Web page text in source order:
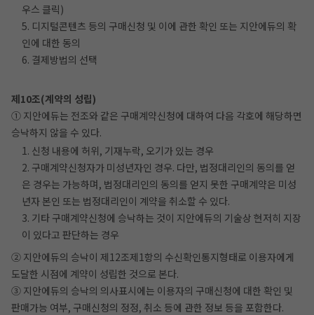
우스 클릭)
5. 디지털콘텐츠 등의 구매신청 및 이에 관한 확인 또는 지안에듀의 확
인에 대한 동의
6. 결제방법의 선택
제10조(계약의 성립)
① 지안에듀는 전조와 같은 구매계약신청에 대하여 다음 각호에 해당하면
승낙하지 않을 수 있다.
1. 신청 내용에 허위, 기재누락, 오기가 있는 경우
2. 구매계약신청자가 미성년자인 경우. 다만, 법정대리인의 동의를 얻
은 경우는 가능하며, 법정대리인의 동의를 얻지 못한 구매계약은 미성
년자 본인 또는 법정대리인이 계약을 취소할 수 있다.
3. 기타 구매계약신청에 승낙하는 것이 지안에듀의 기술상 현저히 지장
이 있다고 판단하는 경우
② 지안에듀의 승낙이 제12조제1항의 수신확인통지형태로 이용자에게
도달한 시점에 계약이 성립한 것으로 본다.
③ 지안에듀의 승낙의 의사표시에는 이용자의 구매신청에 대한 확인 및
판매가능 여부, 구매신청의 정정, 취소 등에 관한 정보 등을 포함한다.